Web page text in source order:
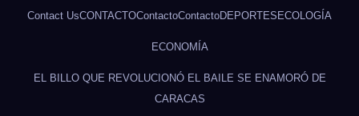
Contact UsCONTACTOContactoContactoDEPORTES ECOLOGÍA
ECONOMÍA
EL BILLO QUE REVOLUCIONÓ EL BAILE SE ENAMORÓ DE
CARACAS